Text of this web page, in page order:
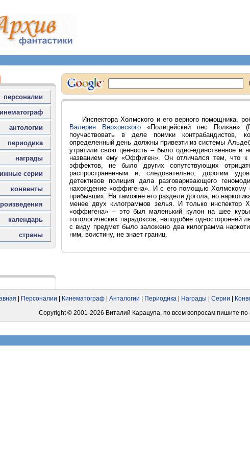
Инспектора Холмского и его верного помощника,
Валерия Верховского «Полицейский пес Полкан»
поучаствовать в деле поимки
определенный день должны привезти из системы
утратили свою ценность – было одно-единственное и
названием ему «Оффиген». Он отличался тем, что
эффектов, не было других сопутствующих
распространенным и, следовательно, дорогим
детективов полиция дала разговаривающего
нахождение «оффигена». И с его помощью Холмскому
прибывших. На таможне его раздели догола, но
менее двух килограммов зелья. И только инспектор
«оффигена» – это был маленький кулон на шее
топологических парадоксов, наподобие
с виду предмет было заложено два килограмма
ним, воистину, не знает границ.